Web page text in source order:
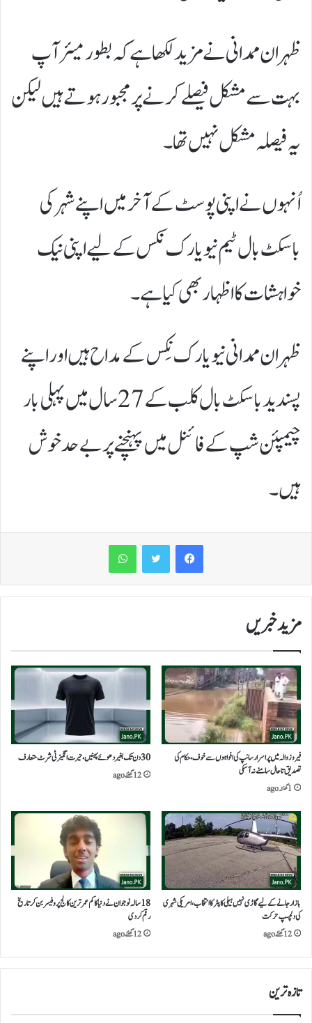
ظہران ممدانی نے مزید لکھا ہے کہ بطور میئر آپ
بہت سے مشکل فیصلے کرنے پر مجبور ہوتے ہیں لیکن
یہ فیصلہ مشکل نہیں تھا۔
اُنہوں نے اپنی پوسٹ کے آخر میں اپنے شہر کی
باسکٹ بال ٹیم نیو یارک نکس کے لیے اپنی نیک
خواہشات کا اظہار بھی کیا ہے۔
ظہران ممدانی نیو یارک نِکس کے مداح ہیں اور اپنے
پسندید باسکٹ بال کلب کے 27 سال میں پہلی بار
چیمپئن شپ کے فائنل میں پہنچنے پر بے حد خوش
ہیں۔
WhatsApp
مزید خبریں
فیروزوالہ میں پراسرار سانپ کی افواہوں سے خوف، حکام کی
تصدیق تاحال سامنے نہ آ سکی
1 گھنٹہ ago
30 دن تک بغیر دھوئے پہنیں،حیرت انگیز ٹی شرٹ متعارف
12 گھنٹے ago
بازار جانے کے لیے گاڑی نہیں ہیلی کاپٹر کا انتخاب،امریکی شہری
کی دلچسپ حرکت
12 گھنٹے ago
18 سالہ نوجوان نے دنیا کا کم عمر ترین کالج پروفیسر بن کر تاریخ
رقم کر دی
12 گھنٹے ago
تازہ ترین